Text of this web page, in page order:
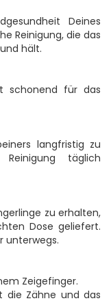
Deines
Reinigung, die das
hält.
schonend für das
langfristig zu
täglich
zu erhalten,
Dose geliefert.
unterwegs.
Zeigefinger.
die Zähne und das